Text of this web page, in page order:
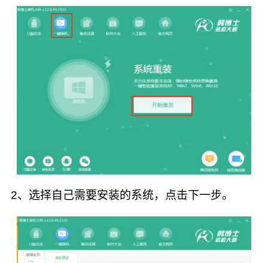
2、选择自己需要安装的系统，点击下一步。